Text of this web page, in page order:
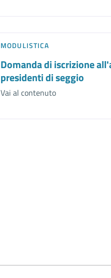
MODULISTICA
Domanda di iscrizione
presidenti di seggio
Vai al contenuto